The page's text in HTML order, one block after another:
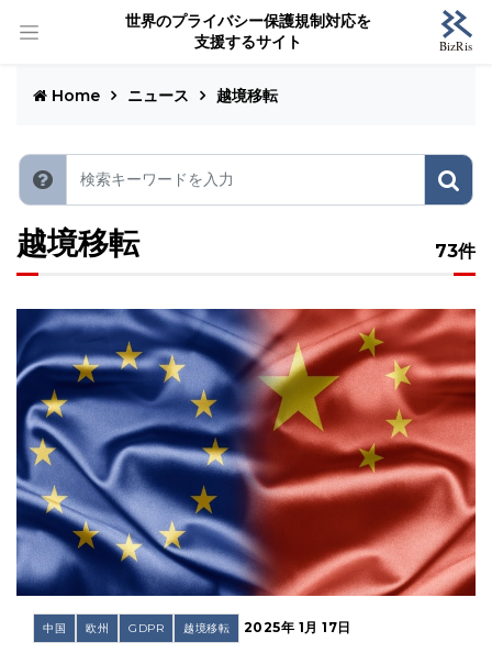
世界のプライバシー保護規制対応を
支援するサイト
Home ニュース 越境移転
越境移転 73件
中国 欧州 GDPR 越境移転 2025年 1月 17日